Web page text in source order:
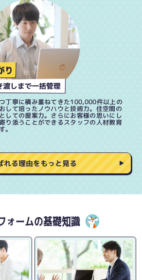
丁寧に積み重ねてきた100,000件以上の
して培ったノウハウと技術力。住空間の
しての提案力。さらにお客様の思いにし
り添うことができるスタッフの人材教育
。
れる理由をもっと見る
ォームの基礎知識